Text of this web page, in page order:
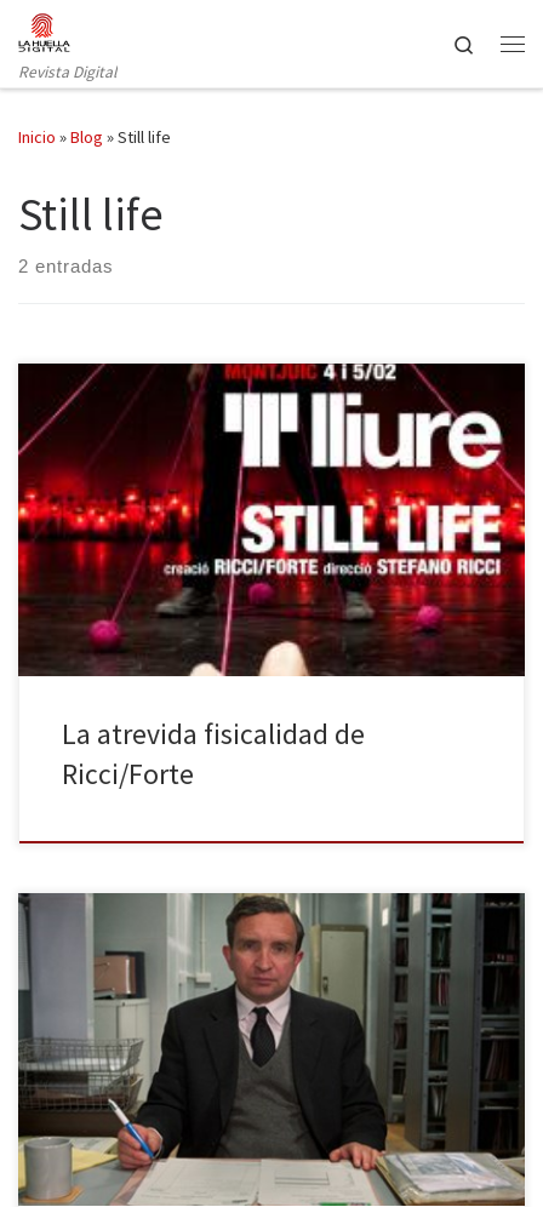
Saltar al contenido
Revista Digital
Search
Inicio »Blog »Still life
Still life
2 entradas
La compañía italiana Ricci/Forte aterrizó en el Teatre Lliure de
Montjuic a principios de este mes para ofrecer un programa doble
durante cuatro días: Macadamia Nutt Brittle y Still Life, ambas
creaciones propias y dirigidas por Stefano Ricci. Están
considerados el grupo más subversivo e innovador de la escena
contemporánea […]
La atrevida fisicalidad de
Ricci/Forte
Busquemos, si es preciso, un significado apropiado a la siguiente
expresión: Still Life quiere decir naturaleza muerta. Pero
buscando una segunda acepción un tanto imaginativa, su
significado puede referirse a una vida silenciosa, invariable. Ambas
acepciones se complementan, nos ayudan a entender la
propuesta de Uberto Pasolini. John May (estupendo […]